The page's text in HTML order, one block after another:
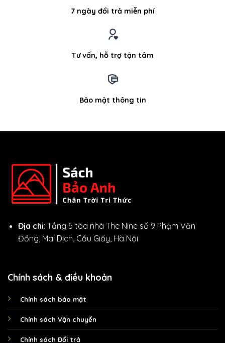
7 ngày đổi trả miễn phí
Tư vấn, hỗ trợ tận tâm
Bảo mật thông tin
Địa chỉ: Tầng 5 tòa nhà The Nine số 9 Phạm Văn
Đồng, Mai Dịch, Cầu Giấy, Hà Nội
Chính sách & điều khoản
Chính sách bảo mật
Chính sách Vận chuyển
Chính sách Đổi trả